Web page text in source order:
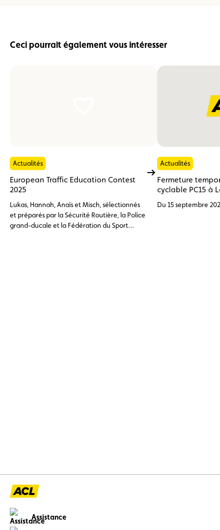
Ceci pourrait également vous intéresser
Actualités
European Traffic Education Contest
2025
Lukas, Hannah, Anaïs et Misch, sélectionnés
et préparés par la Sécurité Routière, la Police
grand-ducale et la Fédération du Sport
Actualités
Fermeture
cyclable PC15 à
Du 15 septembre
Assistance